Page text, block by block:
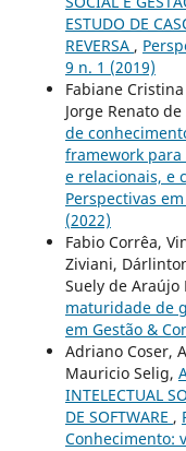
ESTUDO DE
REVERSA ,
9 n. 1 (2019)
Fabiane
Jorge Renato
de
framework
e relacionais, e
Perspectivas
(2022)
Fabio Corrêa,
Ziviani,
Suely de Araújo
maturidade de
em Gestão &
Adriano Coser,
Mauricio Selig,
INTELECTUAL
DE SOFTWARE ,
Conhecimento: